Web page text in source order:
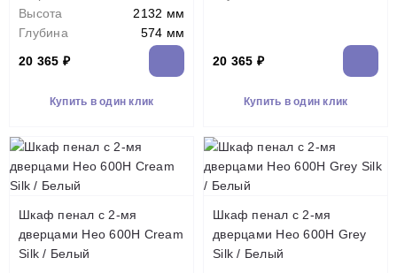
Высота
2132 мм
Глубина
574 мм
20 365 ₽
Купить в один клик
20 365 ₽
Купить в один клик
Шкаф пенал с 2-мя
дверцами Нео 600Н Cream
Silk / Белый
Шкаф пенал с 2-мя
дверцами Нео 600Н Grey
Silk / Белый